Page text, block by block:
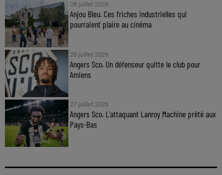
28 juillet 2026
Anjou Bleu. Ces friches industrielles qui
pourraient plaire au cinéma
28 juillet 2026
Angers Sco. Un défenseur quitte le club pour
Amiens
27 juillet 2026
Angers Sco. L'attaquant Lanroy Machine prêté aux
Pays-Bas